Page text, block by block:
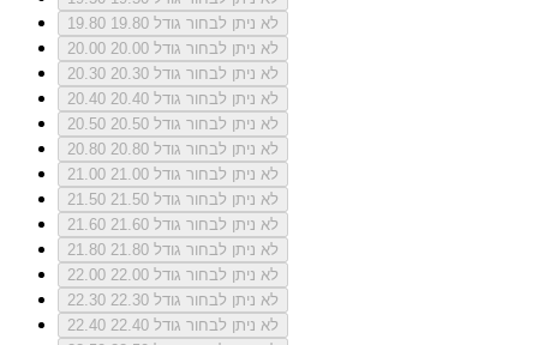
19.80
לא ניתן לבחור גודל 19.80
20.00
לא ניתן לבחור גודל 20.00
20.30
לא ניתן לבחור גודל 20.30
20.40
לא ניתן לבחור גודל 20.40
20.50
לא ניתן לבחור גודל 20.50
20.80
לא ניתן לבחור גודל 20.80
21.00
לא ניתן לבחור גודל 21.00
21.50
לא ניתן לבחור גודל 21.50
21.60
לא ניתן לבחור גודל 21.60
21.80
לא ניתן לבחור גודל 21.80
22.00
לא ניתן לבחור גודל 22.00
22.30
לא ניתן לבחור גודל 22.30
22.40
לא ניתן לבחור גודל 22.40